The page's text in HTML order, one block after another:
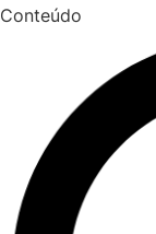
Conteúdo